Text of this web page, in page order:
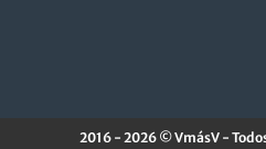
2016 - 2026 © VmásV -